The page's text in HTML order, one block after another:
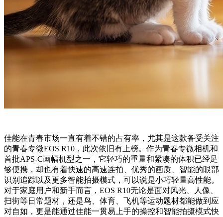
佳能在青春市场一直有着不错的占有率，尤其是这款备受关注
的青春专微EOS R10，此次依旧有上榜。作为青春专微相机和
首批APS-C画幅机型之一，它轻巧的重量和紧凑的体积已经足
够便携，却也有着快速的高速连拍、优秀的画质、智能的眼部
识别追踪以及更多智能拍摄模式，可以说是小巧轻量高性能。
对于家庭用户和新手而言，EOS R10无论是面对风光、人像、
扫街等日常题材，还是鸟、体育、飞机等运动题材都能做到应
对自如，更是能通过佳能一贯易上手的操控和智能拍摄模式快